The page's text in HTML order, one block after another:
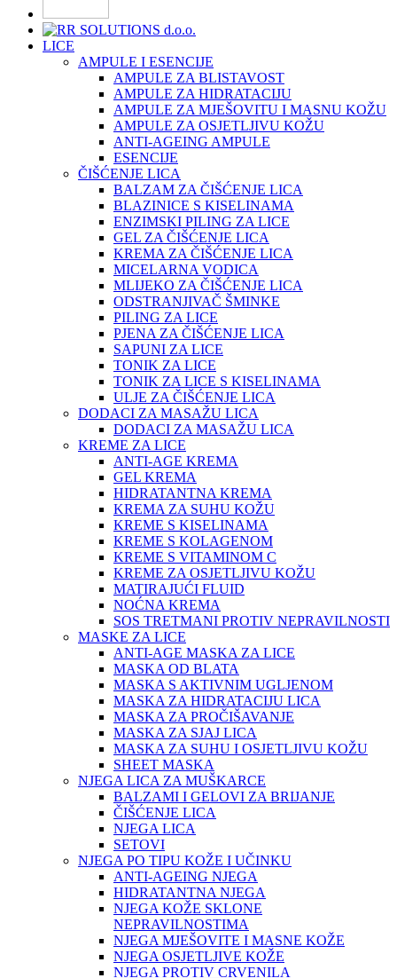
LICE
AMPULE I ESENCIJE
AMPULE ZA BLISTAVOST
AMPULE ZA HIDRATACIJU
AMPULE ZA MJEŠOVITU I MASNU KOŽU
AMPULE ZA OSJETLJIVU KOŽU
ANTI-AGEING AMPULE
ESENCIJE
ČIŠĆENJE LICA
BALZAM ZA ČIŠĆENJE LICA
BLAZINICE S KISELINAMA
ENZIMSKI PILING ZA LICE
GEL ZA ČIŠĆENJE LICA
KREMA ZA ČIŠĆENJE LICA
MICELARNA VODICA
MLIJEKO ZA ČIŠĆENJE LICA
ODSTRANJIVAČ ŠMINKE
PILING ZA LICE
PJENA ZA ČIŠĆENJE LICA
SAPUNI ZA LICE
TONIK ZA LICE
TONIK ZA LICE S KISELINAMA
ULJE ZA ČIŠĆENJE LICA
DODACI ZA MASAŽU LICA
DODACI ZA MASAŽU LICA
KREME ZA LICE
ANTI-AGE KREMA
GEL KREMA
HIDRATANTNA KREMA
KREMA ZA SUHU KOŽU
KREME S KISELINAMA
KREME S KOLAGENOM
KREME S VITAMINOM C
KREME ZA OSJETLJIVU KOŽU
MATIRAJUĆI FLUID
NOĆNA KREMA
SOS TRETMANI PROTIV NEPRAVILNOSTI
MASKE ZA LICE
ANTI-AGE MASKA ZA LICE
MASKA OD BLATA
MASKA S AKTIVNIM UGLJENOM
MASKA ZA HIDRATACIJU LICA
MASKA ZA PROČIŠAVANJE
MASKA ZA SJAJ LICA
MASKA ZA SUHU I OSJETLJIVU KOŽU
SHEET MASKA
NJEGA LICA ZA MUŠKARCE
BALZAMI I GELOVI ZA BRIJANJE
ČIŠĆENJE LICA
NJEGA LICA
SETOVI
NJEGA PO TIPU KOŽE I UČINKU
ANTI-AGEING NJEGA
HIDRATANTNA NJEGA
NJEGA KOŽE SKLONE
NEPRAVILNOSTIMA
NJEGA MJEŠOVITE I MASNE KOŽE
NJEGA OSJETLJIVE KOŽE
NJEGA PROTIV CRVENILA